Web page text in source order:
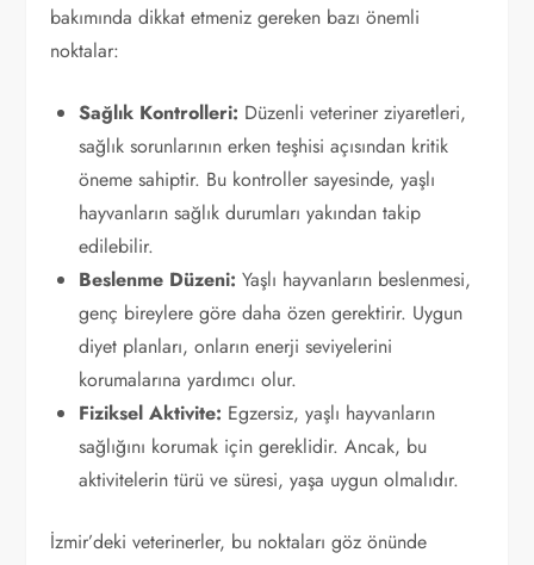
bakımında dikkat etmeniz gereken bazı önemli
noktalar:
Sağlık Kontrolleri: Düzenli veteriner ziyaretleri,
sağlık sorunlarının erken teşhisi açısından kritik
öneme sahiptir. Bu kontroller sayesinde, yaşlı
hayvanların sağlık durumları yakından takip
edilebilir.
Beslenme Düzeni: Yaşlı hayvanların beslenmesi,
genç bireylere göre daha özen gerektirir. Uygun
diyet planları, onların enerji seviyelerini
korumalarına yardımcı olur.
Fiziksel Aktivite: Egzersiz, yaşlı hayvanların
sağlığını korumak için gereklidir. Ancak, bu
aktivitelerin türü ve süresi, yaşa uygun olmalıdır.
İzmir’deki veterinerler, bu noktaları göz önünde